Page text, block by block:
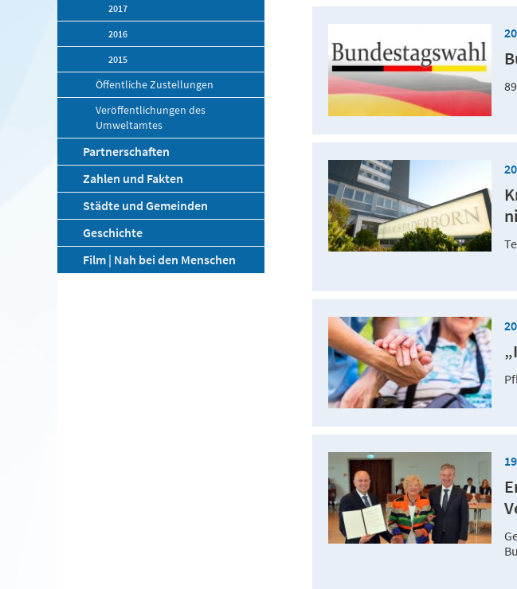
2017
2016
2015
Öffentliche Zustellungen
Veröffentlichungen des
Umweltamtes
Partnerschaften
Zahlen und Fakten
Städte und Gemeinden
Geschichte
Film | Nah bei den Menschen